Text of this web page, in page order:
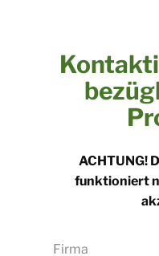
​ACHTUNG!
funktioniert